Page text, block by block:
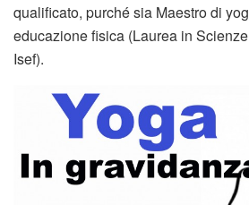
qualificato, purché sia Maestro di
educazione fisica (Laurea in
Isef).